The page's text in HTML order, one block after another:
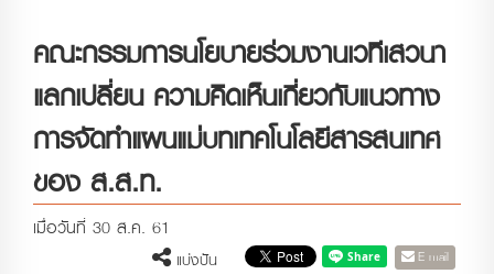
คณะกรรมการนโยบายร่วมงานเวทีเสวนา
แลกเปลี่ยน ความคิดเห็นเกี่ยวกับแนวทาง
การจัดทำแผนแม่บทเทคโนโลยีสารสนเทศ
ของ ส.ส.ท.
เมื่อวันที่ 30 ส.ค. 61
แบ่งปัน E-mail